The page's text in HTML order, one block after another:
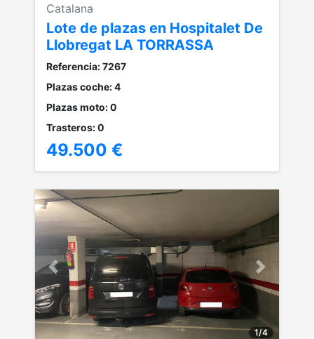
Catalana
Lote de plazas en Hospitalet De
Llobregat LA TORRASSA
Referencia: 7267
Plazas coche: 4
Plazas moto: 0
Trasteros: 0
49.500 €
Anterior Siguiente
1/4